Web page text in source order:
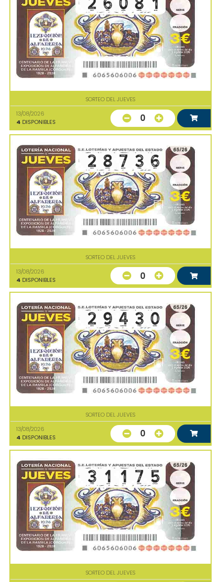
SORTEO DEL JUEVES
13/08/2026
4 DISPONIBLES 0
SORTEO DEL JUEVES
13/08/2026
4 DISPONIBLES 0
SORTEO DEL JUEVES
13/08/2026
4 DISPONIBLES 0
SORTEO DEL JUEVES